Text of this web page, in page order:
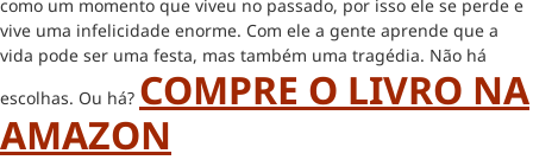
como um momento que viveu no passado, por isso ele se perde e
vive uma infelicidade enorme. Com ele a gente aprende que a
vida pode ser uma festa, mas também uma tragédia. Não há
escolhas. Ou há? COMPRE O LIVRO NA
AMAZON